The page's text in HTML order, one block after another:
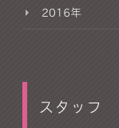
2016年
スタッフ